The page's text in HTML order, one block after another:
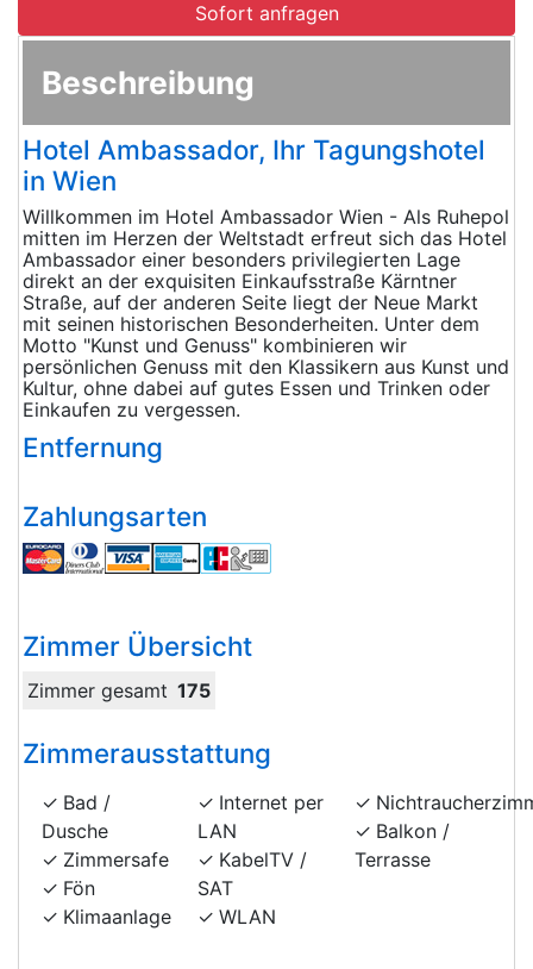
Sofort anfragen
Beschreibung
Hotel Ambassador, Ihr Tagungshotel
in Wien
Willkommen im Hotel Ambassador Wien - Als Ruhepol
mitten im Herzen der Weltstadt erfreut sich das Hotel
Ambassador einer besonders privilegierten Lage
direkt an der exquisiten Einkaufsstraße Kärntner
Straße, auf der anderen Seite liegt der Neue Markt
mit seinen historischen Besonderheiten. Unter dem
Motto "Kunst und Genuss" kombinieren wir
persönlichen Genuss mit den Klassikern aus Kunst und
Kultur, ohne dabei auf gutes Essen und Trinken oder
Einkaufen zu vergessen.
Entfernung
Zahlungsarten
Zimmer Übersicht
Zimmer gesamt 175
Zimmerausstattung
Bad /
Dusche
Zimmersafe
Fön
Klimaanlage
Internet per
LAN
KabelTV /
SAT
WLAN
Balkon /
Terrasse